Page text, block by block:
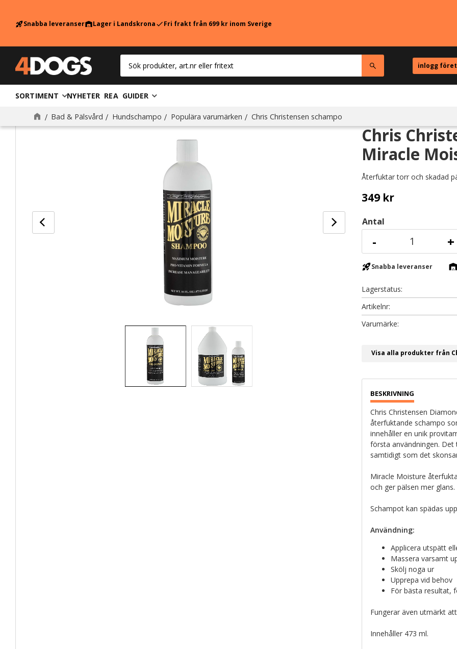
rocket_launchSnabba leveranserwarehouseLager i LandskronacheckFri frakt från 699 kr inom Sverige
inlogg
SORTIMENT NYHETER REA GUIDER
Bad & Pälsvård Hundschampo Populära varumärken Chris Christensen schampo
Chris
Miracle
Återfuktar torr och skadad
349kr
Antal
+
-
rocket_launchSnabba leveranser
Lagerstatus
Artikelnr
Visa alla produkter från
Chris Christensen
återfuktande schampo
innehåller en unik
första användningen.
samtidigt som det
Miracle Moisture
och ger pälsen mer
Schampot kan spädas
Användning:
Applicera utspätt
Massera varsamt
Skölj noga ur
Upprepa vid behov
För bästa resultat,
Fungerar även utmärkt
Innehåller 473 ml.